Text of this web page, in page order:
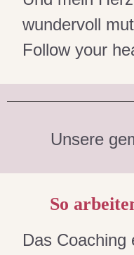
wundervoll
Follow your
Unsere
So
Das Coaching